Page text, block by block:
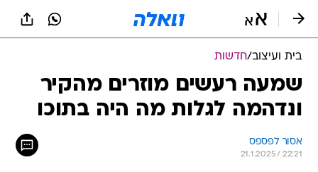
בית ועיצוב/חדשות
שמעה רעשים מוזרים מהקיר
ונדהמה לגלות מה היה בתוכו
אסור לפספס
21.1.2025 / 22:21